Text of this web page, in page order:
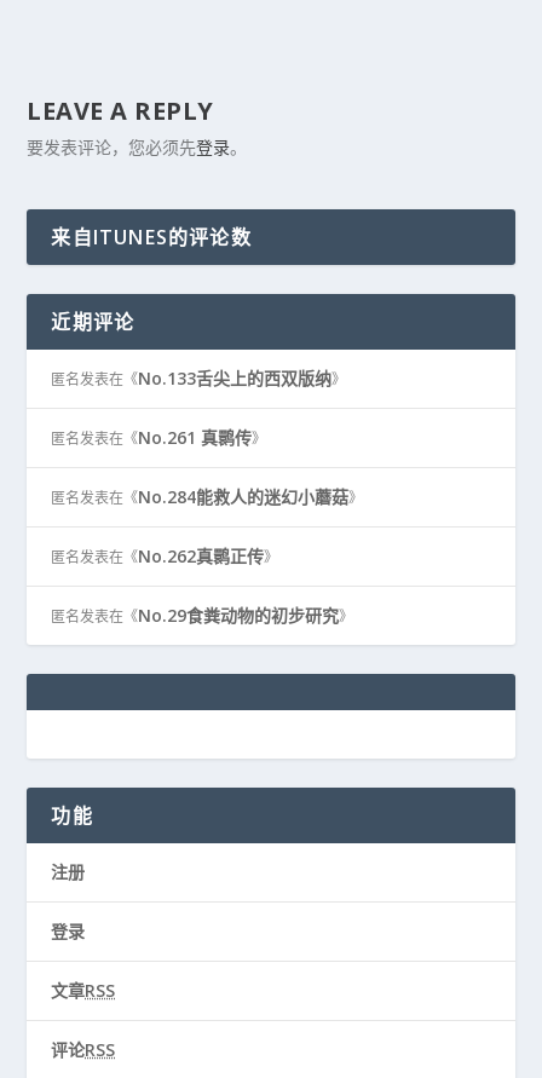
LEAVE A REPLY
要发表评论，您必须先登录。
来自ITUNES的评论数
近期评论
匿名发表在《No.133舌尖上的西双版纳》
匿名发表在《No.261 真鹮传》
匿名发表在《No.284能救人的迷幻小蘑菇》
匿名发表在《No.262真鹮正传》
匿名发表在《No.29食粪动物的初步研究》
功能
注册
登录
文章RSS
评论RSS